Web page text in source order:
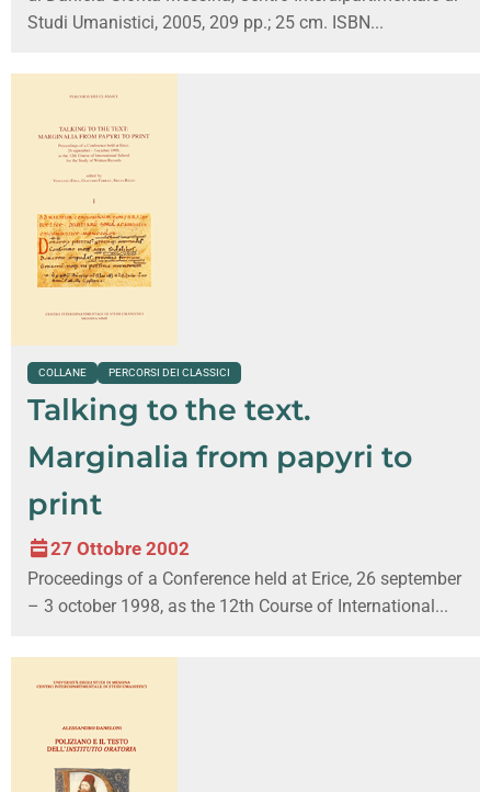
Studi Umanistici, 2005, 209 pp.; 25 cm. ISBN...
COLLANE PERCORSI DEI CLASSICI
Talking to the text.
Marginalia from papyri to
print
27 Ottobre 2002
Proceedings of a Conference held at Erice, 26 september
– 3 october 1998, as the 12th Course of International...